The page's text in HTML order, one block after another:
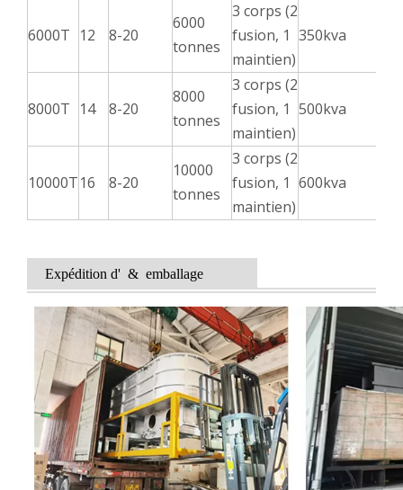
6000T 12 8-20
6000
tonnes
3 corps (2
fusion, 1
maintien)
350kva
8000T 14 8-20
8000
tonnes
3 corps (2
fusion, 1
maintien)
500kva
10000T16 8-20
10000
tonnes
3 corps (2
fusion, 1
maintien)
600kva
Expédition d' & emballage